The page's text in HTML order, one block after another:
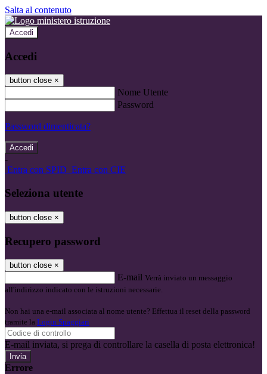
Salta al contenuto
Accedi
Accedi
button close ×
Nome Utente
Password
Password dimenticata?
-
Entra con SPID Entra con CIE
Seleziona utente
button close ×
Recupero password
button close ×
E-mail Verrà inviato un messaggio
all'indirizzo indicato con le istruzioni necessarie.
Non hai una e-mail associata al nome utente? Effettua il reset della password
tramite la Login Spaggiari
E-mail inviata, si prega di controllare la casella di posta elettronica!
Errore